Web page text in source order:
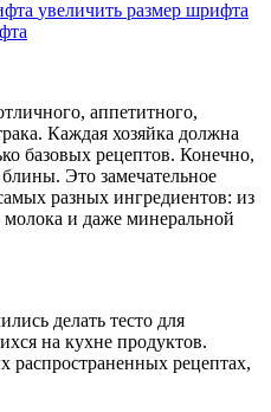
увеличить размер шрифта
аппетитного,
Каждая хозяйка должна
базовых рецептов. Конечно,
Это замечательное
разных ингредиентов: из
и даже минеральной
делать тесто для
на кухне продуктов.
рецептах,